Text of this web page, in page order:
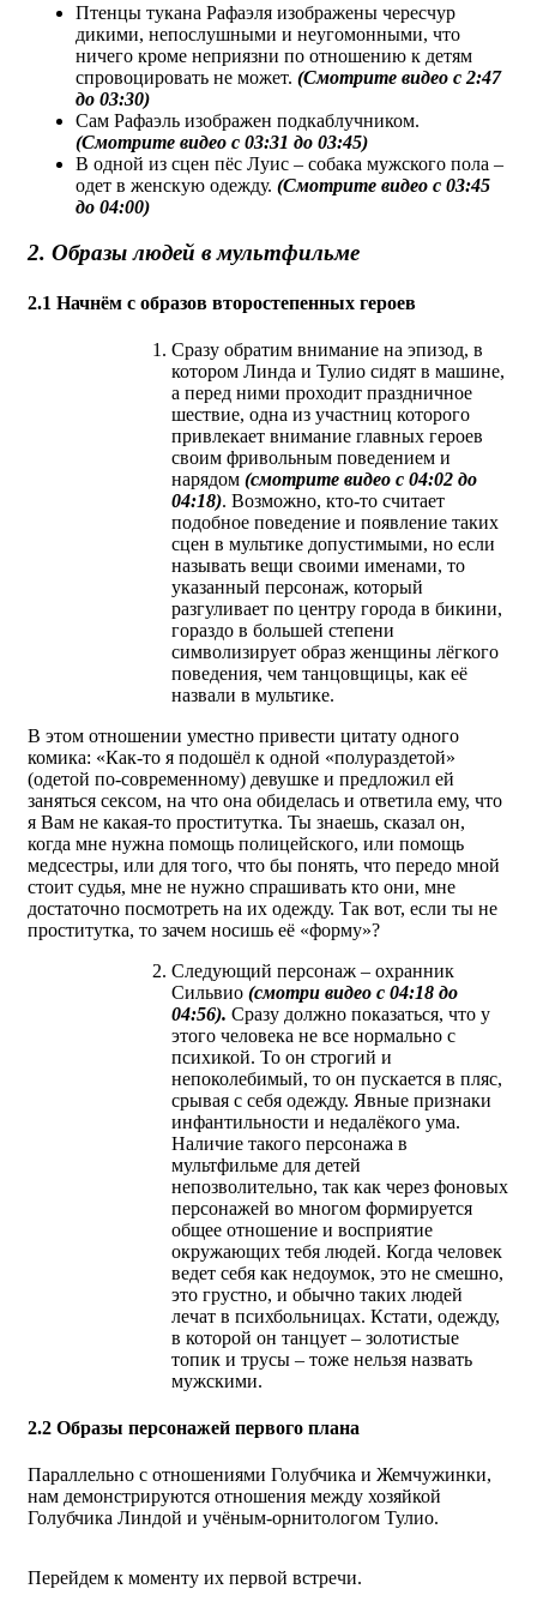
Птенцы тукана Рафаэля изображены чересчур
дикими, непослушными и неугомонными, что
ничего кроме неприязни по отношению к детям
спровоцировать не может. (Смотрите видео с 2:47
до 03:30)
Сам Рафаэль изображен подкаблучником.
(Смотрите видео с 03:31 до 03:45)
В одной из сцен пёс Луис – собака мужского пола –
одет в женскую одежду. (Смотрите видео с 03:45
до 04:00)
2. Образы людей в мультфильме
2.1 Начнём с образов второстепенных героев
Сразу обратим внимание на эпизод, в
котором Линда и Тулио сидят в машине,
а перед ними проходит праздничное
шествие, одна из участниц которого
привлекает внимание главных героев
своим фривольным поведением и
нарядом (смотрите видео с 04:02 до
04:18). Возможно, кто-то считает
подобное поведение и появление таких
сцен в мультике допустимыми, но если
называть вещи своими именами, то
указанный персонаж, который
разгуливает по центру города в бикини,
гораздо в большей степени
символизирует образ женщины лёгкого
поведения, чем танцовщицы, как её
назвали в мультике.
В этом отношении уместно привести цитату одного
комика: «Как-то я подошёл к одной «полураздетой»
(одетой по-современному) девушке и предложил ей
заняться сексом, на что она обиделась и ответила ему, что
я Вам не какая-то проститутка. Ты знаешь, сказал он,
когда мне нужна помощь полицейского, или помощь
медсестры, или для того, что бы понять, что передо мной
стоит судья, мне не нужно спрашивать кто они, мне
достаточно посмотреть на их одежду. Так вот, если ты не
проститутка, то зачем носишь её «форму»?
Следующий персонаж – охранник
Сильвио (смотри видео с 04:18 до
04:56). Сразу должно показаться, что у
этого человека не все нормально с
психикой. То он строгий и
непоколебимый, то он пускается в пляс,
срывая с себя одежду. Явные признаки
инфантильности и недалёкого ума.
Наличие такого персонажа в
мультфильме для детей
непозволительно, так как через фоновых
персонажей во многом формируется
общее отношение и восприятие
окружающих тебя людей. Когда человек
ведет себя как недоумок, это не смешно,
это грустно, и обычно таких людей
лечат в психбольницах. Кстати, одежду,
в которой он танцует – золотистые
топик и трусы – тоже нельзя назвать
мужскими.
2.2 Образы персонажей первого плана
Параллельно с отношениями Голубчика и Жемчужинки,
нам демонстрируются отношения между хозяйкой
Голубчика Линдой и учёным-орнитологом Тулио.
Перейдем к моменту их первой встречи.